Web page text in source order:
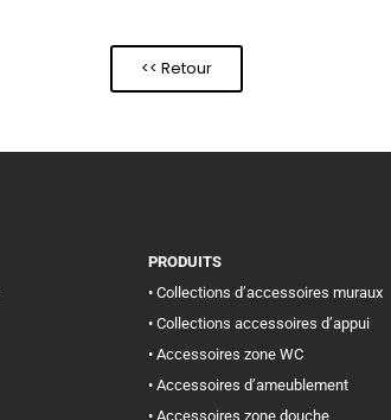
<< Retour
PRODUITS
• Collections d’accessoires muraux
• Collections accessoires d’appui
• Accessoires zone WC
• Accessoires d’ameublement
• Accessoires zone douche